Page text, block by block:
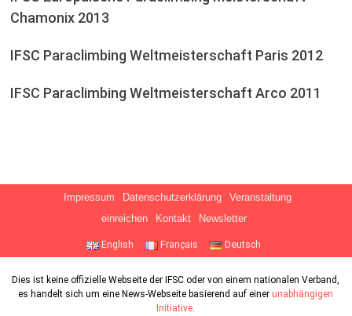
Chamonix 2013
IFSC Paraclimbing Weltmeisterschaft Paris 2012
IFSC Paraclimbing Weltmeisterschaft Arco 2011
Impressum Datenschutzerklärung
Veranstaltung
einreichen
Kontakt Newsletter
English Français Deutsch
Dies ist keine offizielle Webseite der IFSC oder von einem nationalen Verband,
es handelt sich um eine News-Webseite basierend auf einer unabhängigen
Initiative.